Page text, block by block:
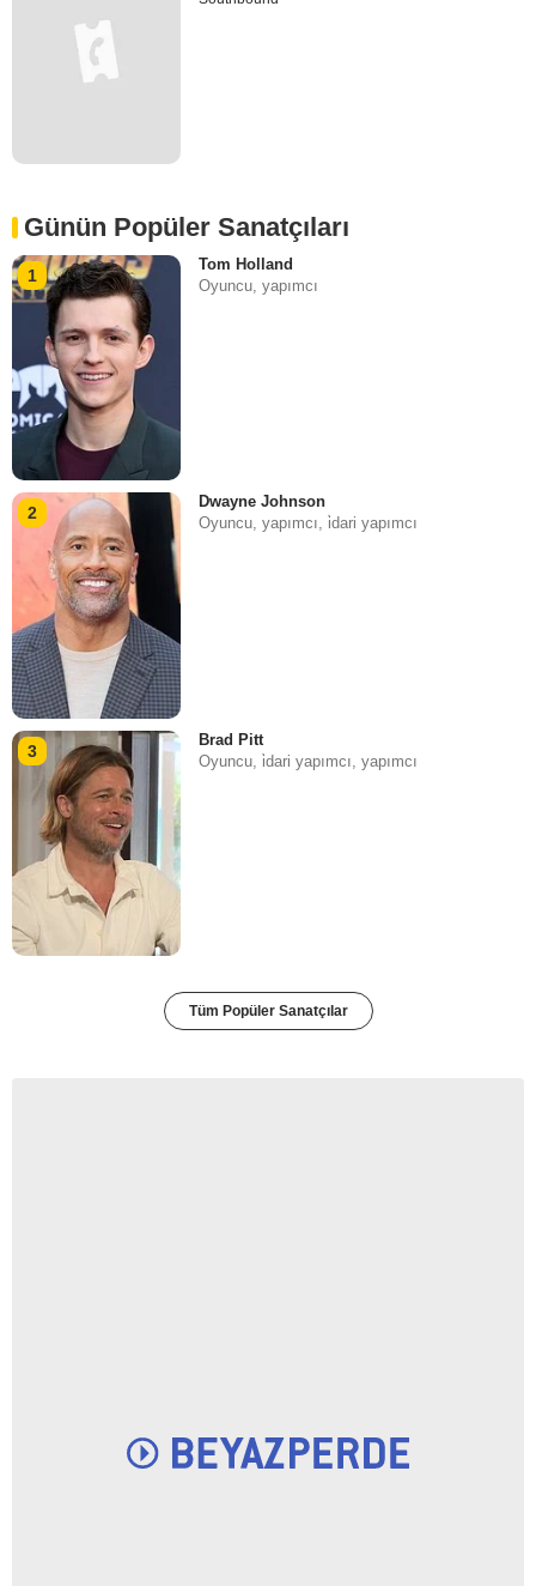
Günün Popüler Sanatçıları
1
Tom Holland
Oyuncu, yapımcı
2
Dwayne Johnson
Oyuncu, yapımcı, i̇dari yapımcı
3
Brad Pitt
Oyuncu, i̇dari yapımcı, yapımcı
Tüm Popüler Sanatçılar